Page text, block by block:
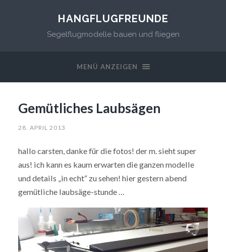
HANGFLUGFREUNDE
Segelflugmodelle bauen und fliegen
MENÜ ANZEIGEN
Gemütliches Laubsägen
28. APRIL 2013
hallo carsten, danke für die fotos! der m. sieht super
aus! ich kann es kaum erwarten die ganzen modelle
und details „in echt“ zu sehen! hier gestern abend
gemütliche laubsäge-stunde …